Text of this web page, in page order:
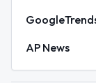
AP News